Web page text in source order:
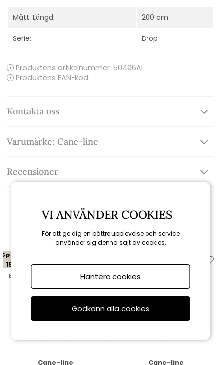
Mått: Längd: 200 cm
Serie: Drop
Produktens artikelnummer: 50406AI
Produktens EAN-kod:
Kontakta oss
Varumärke: Cane-line
Recensioner
Relaterade produkter
Spara
15%
till 16/8
Cane-line
15%
till 16/8
Cane-line
VI ANVÄNDER COOKIES
För att ge dig en bättre upplevelse och service
använder sig denna sajt av cookies.
Hantera cookies
Godkänn alla cookies